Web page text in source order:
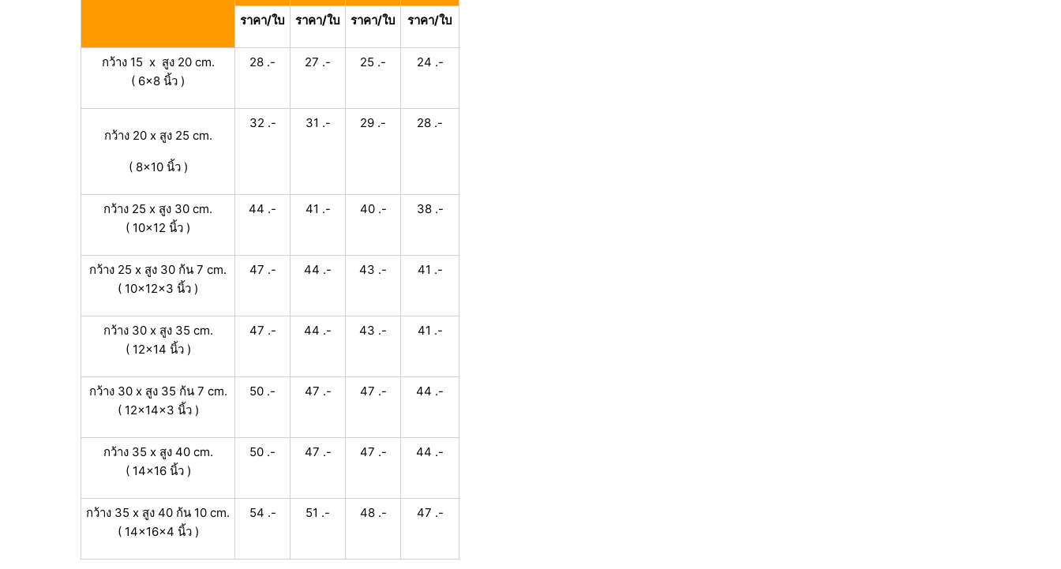
ราคา/ใบ ราคา/ใบ ราคา/ใบ ราคา/ใบ
กว้าง 15 x สูง 20 cm.
( 6x8 นิ้ว )
28 .- 27 .- 25 .- 24 .-
กว้าง 20 x สูง 25 cm.
( 8x10 นิ้ว )
32 .- 31 .- 29 .- 28 .-
กว้าง 25 x สูง 30 cm.
( 10x12 นิ้ว )
44 .- 41 .- 40 .- 38 .-
กว้าง 25 x สูง 30 ก้น 7 cm.
( 10x12x3 นิ้ว )
47 .- 44 .- 43 .- 41 .-
กว้าง 30 x สูง 35 cm.
( 12x14 นิ้ว )
47 .- 44 .- 43 .- 41 .-
กว้าง 30 x สูง 35 ก้น 7 cm.
( 12x14x3 นิ้ว )
50 .- 47 .- 47 .- 44 .-
กว้าง 35 x สูง 40 cm.
( 14x16 นิ้ว )
50 .- 47 .- 47 .- 44 .-
กว้าง 35 x สูง 40 ก้น 10 cm.
( 14x16x4 นิ้ว )
54 .- 51 .- 48 .- 47 .-